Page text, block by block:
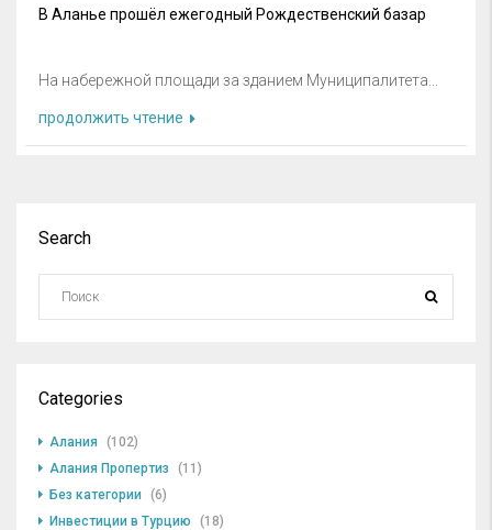
В Аланье прошёл ежегодный Рождественский базар
На набережной площади за зданием Муниципалитета...
продолжить чтение
Search
Categories
Алания
(102)
Алания Пропертиз
(11)
Без категории
(6)
Инвестиции в Турцию
(18)